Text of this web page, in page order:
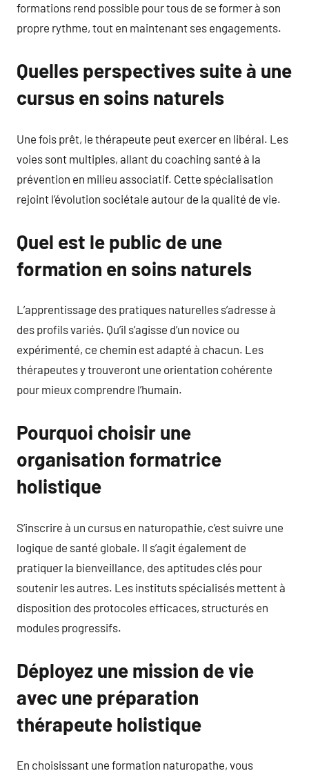
formations rend possible pour tous de se former à son
propre rythme, tout en maintenant ses engagements.
Quelles perspectives suite à une
cursus en soins naturels
Une fois prêt, le thérapeute peut exercer en libéral. Les
voies sont multiples, allant du coaching santé à la
prévention en milieu associatif. Cette spécialisation
rejoint l’évolution sociétale autour de la qualité de vie.
Quel est le public de une
formation en soins naturels
L’apprentissage des pratiques naturelles s’adresse à
des profils variés. Qu’il s’agisse d’un novice ou
expérimenté, ce chemin est adapté à chacun. Les
thérapeutes y trouveront une orientation cohérente
pour mieux comprendre l’humain.
Pourquoi choisir une
organisation formatrice
holistique
S’inscrire à un cursus en naturopathie, c’est suivre une
logique de santé globale. Il s’agit également de
pratiquer la bienveillance, des aptitudes clés pour
soutenir les autres. Les instituts spécialisés mettent à
disposition des protocoles efficaces, structurés en
modules progressifs.
Déployez une mission de vie
avec une préparation
thérapeute holistique
En choisissant une formation naturopathe, vous